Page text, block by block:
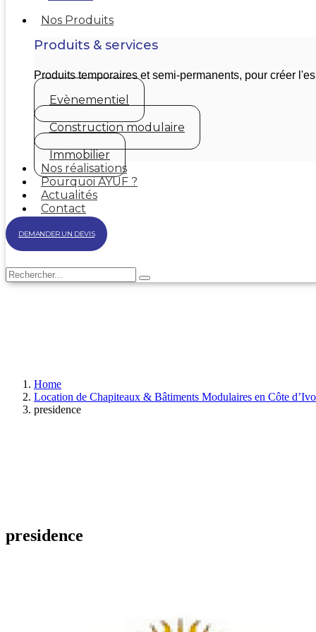
Nos Produits
Produits & services
Produits temporaires et semi-permanents, pour créer
Evènementiel
Construction modulaire
Immobilier
Nos réalisations
Pourquoi AYUF ?
Actualités
Contact
DEMANDER UN DEVIS
Home
Location de Chapiteaux & Bâtiments Modulaires en Côte
presidence
presidence